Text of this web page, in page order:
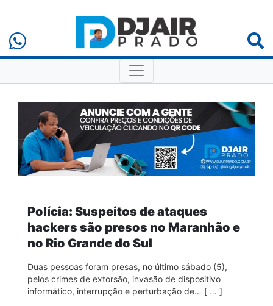
Polícia: Suspeitos de ataques
hackers são presos no Maranhão e
no Rio Grande do Sul
Duas pessoas foram presas, no último sábado (5),
pelos crimes de extorsão, invasão de dispositivo
informático, interrupção e perturbação de… [ … ]